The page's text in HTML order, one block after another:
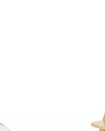
Natur - Newborn Set